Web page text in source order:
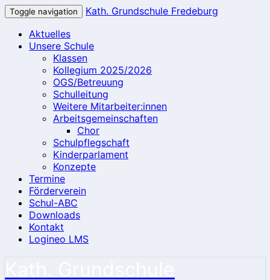
Toggle navigation
Kath. Grundschule Fredeburg
Aktuelles
Unsere Schule
Klassen
Kollegium 2025/2026
OGS/Betreuung
Schulleitung
Weitere Mitarbeiter:innen
Arbeitsgemeinschaften
Chor
Schulpflegschaft
Kinderparlament
Konzepte
Termine
Förderverein
Schul-ABC
Downloads
Kontakt
Logineo LMS